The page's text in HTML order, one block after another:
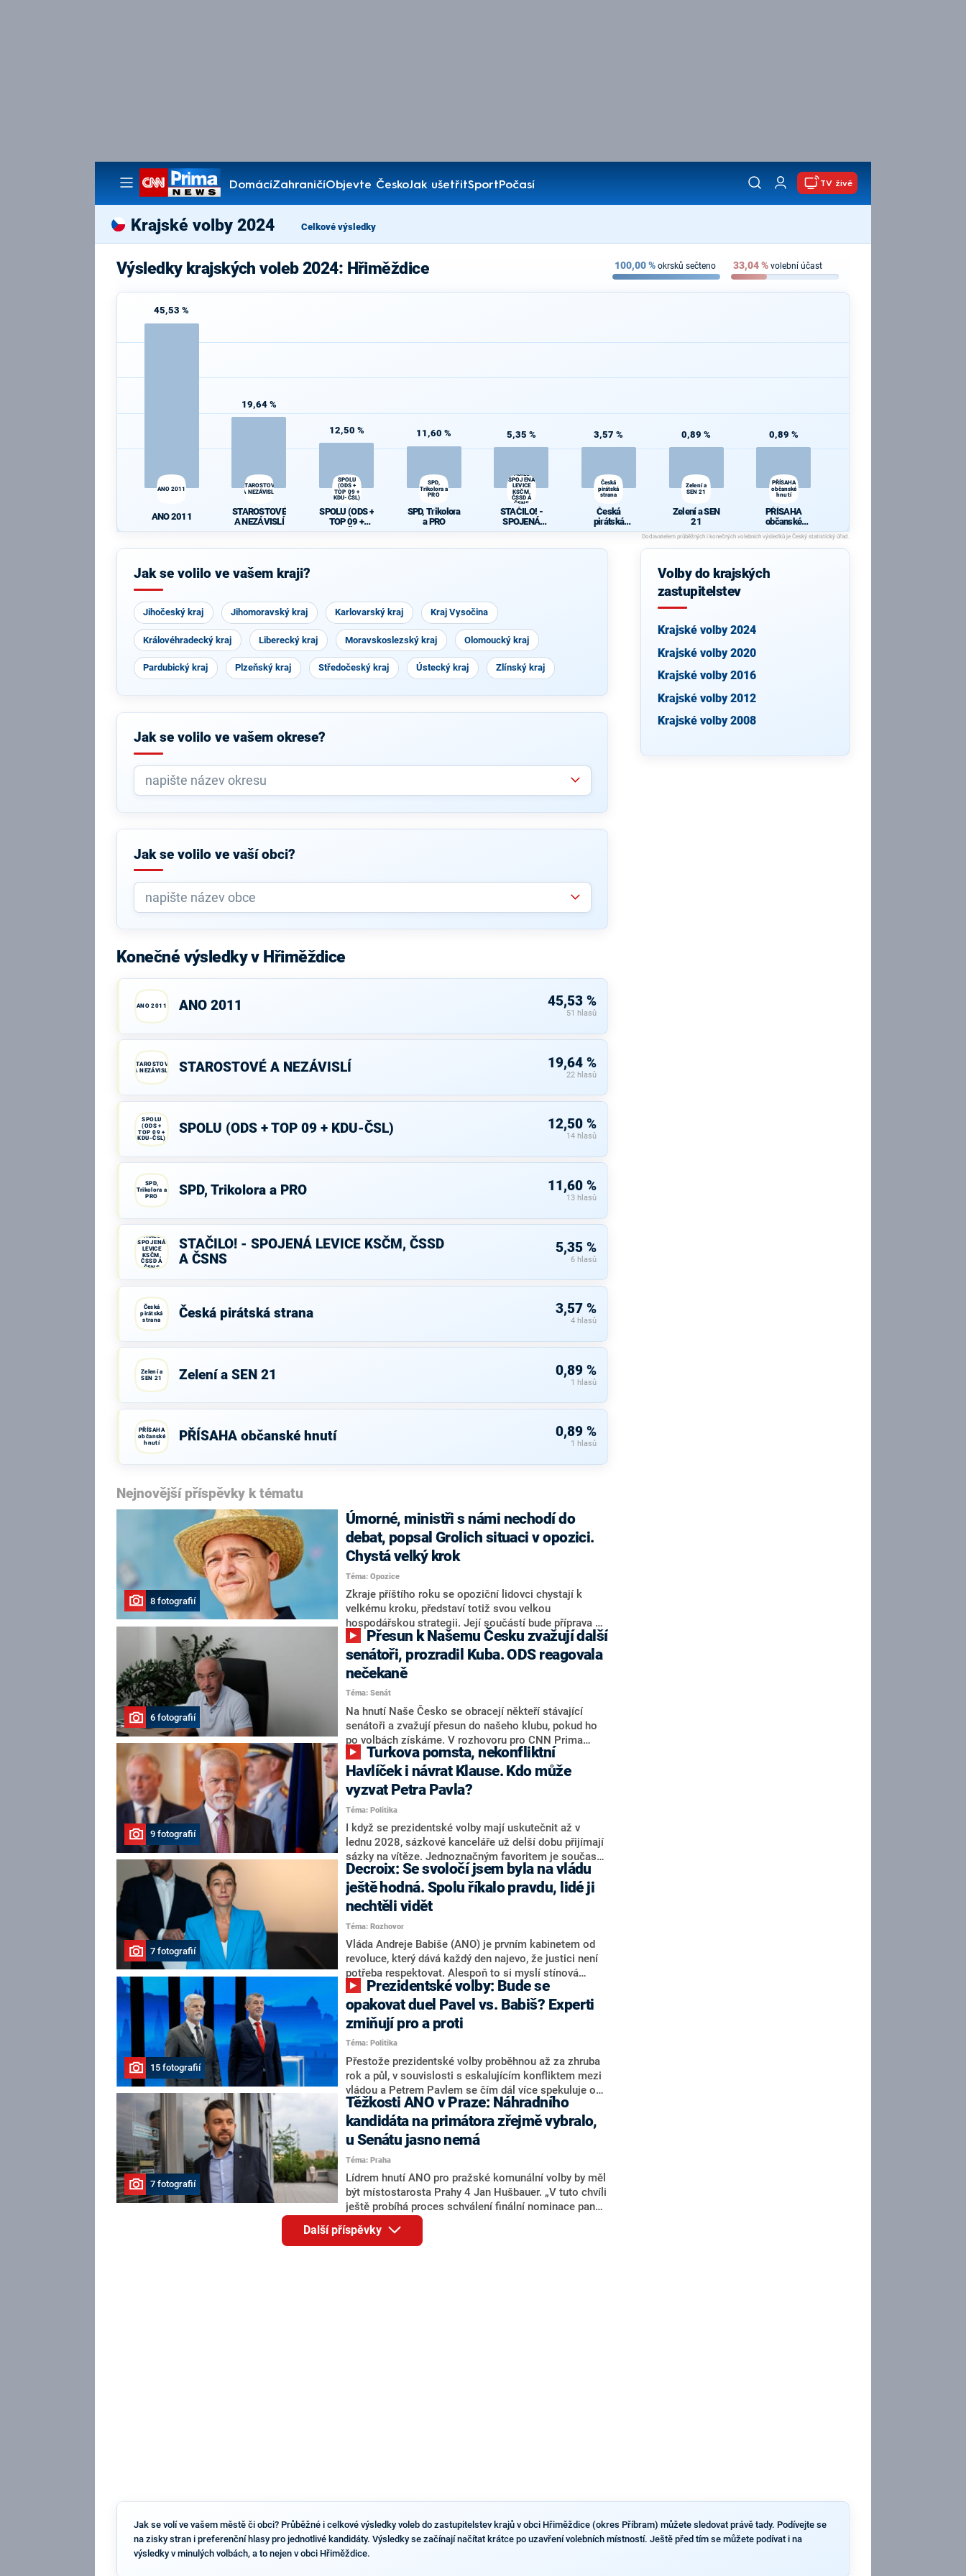
DomácíZahraničíObjevte ČeskoJak ušetřitSportPočasí
Pořady
TV živě
Krajské volby 2024 Celkové výsledky
Výsledky krajských voleb 2024: Hřiměždice 100,00% okrsků sečteno 33,04% volební účast
45,53 %
ANO 2011
ANO 2011
19,64 %
STAROSTOVÉ
A NEZÁVISLÍ
STAROSTOVÉ
A NEZÁVISLÍ
12,50 %
SPOLU
(ODS +
TOP 09 +
KDU-ČSL)
SPOLU (ODS +
TOP 09 +
11,60 %
SPD,
Trikolora a
PRO
SPD, Trikolora
a PRO
5,35 %
STAČILO! -
SPOJENÁ
LEVICE
KSČM,
ČSSD A
ČSNS
STAČILO! -
SPOJENÁ
LEVICE
A ČSNS
3,57 %
Česká
pirátská
strana
Česká
pirátská
strana
0,89 %
Zelení a
SEN 21
Zelení a SEN
21
0,89 %
PŘÍSAHA
občanské
hnutí
PŘÍSAHA
občanské
hnutí
Jak se volilo ve vašem kraji?
Jihočeský kraj Jihomoravský kraj Karlovarský kraj Kraj Vysočina
Královéhradecký kraj Liberecký kraj Moravskoslezský kraj Olomoucký kraj
Pardubický kraj Plzeňský kraj Středočeský kraj Ústecký kraj Zlínský kraj
Jak se volilo ve vašem okrese?
Jak se volilo ve vaší obci?
Konečné výsledky v Hřiměždice
ANO 2011 ANO 2011 45,53 %
51 hlasů
STAROSTOVÉ
A NEZÁVISLÍ
STAROSTOVÉ A NEZÁVISLÍ 19,64 %
22 hlasů
SPOLU
(ODS +
TOP 09 +
KDU-ČSL)
SPOLU (ODS + TOP 09 + KDU-ČSL) 12,50 %
14 hlasů
SPD,
Trikolora a
PRO
SPD, Trikolora a PRO 11,60 %
13 hlasů
STAČILO! -
SPOJENÁ
LEVICE
KSČM,
ČSSD A
ČSNS
STAČILO! - SPOJENÁ LEVICE KSČM, ČSSD
A ČSNS
5,35 %
6 hlasů
Česká
pirátská
strana
Česká pirátská strana 3,57 %
4 hlasů
Zelení a
SEN 21
Zelení a SEN 21 0,89 %
1 hlasů
PŘÍSAHA
občanské
hnutí
PŘÍSAHA občanské hnutí 0,89 %
1 hlasů
Nejnovější příspěvky k tématu
8 fotografií
Úmorné, ministři s námi nechodí do
debat, popsal Grolich situaci v opozici.
Chystá velký krok
Téma: Opozice
Zkraje příštího roku se opoziční lidovci chystají k
velkému kroku, představí totiž svou velkou
hospodářskou strategii. Její součástí bude příprava na
stárnutí populace, řekl ve středu na setkání s novináři
nový předseda lidovců Jan Grolich. Ten zároveň v
senátních volbách kandiduje ve Vyškově. Popsal i
aktivitu opozice, o níž vládní strany nebo političtí
komentátoři mluví jako o slabé a v defenzivě. „Je to
úmorná práce upozorňovat na chyby vlády. Ministři s
námi navíc nechodí do debat. Chceme ale ukazovat
svoje témata,“ odpověděl Grolich na dotaz CNN Prima
NEWS.
6 fotografií
senátoři, prozradil Kuba. ODS reagovala
nečekaně
Téma: Senát
Na hnutí Naše Česko se obracejí někteří stávající
senátoři a zvažují přesun do našeho klubu, pokud ho
po volbách získáme. V rozhovoru pro CNN Prima
NEWS to řekl zakladatel hnutí a jihočeský hejtman
Martin Kuba. Konkrétní nebyl, ale získat by takto mohl
například senátora Zdeňka Hrabu, který je dnes
součástí klubu ODS a TOP 09. Hraba to na dotaz
redakce nevyloučil. Předseda klubu senátorů ODS
Zdeněk Nytra redakci řekl, že počítá s odchodem
některých senátorů z klubu a že Naše Česko není
nepřítel, ale soupeř.
9 fotografií
Havlíček i návrat Klause. Kdo může
vyzvat Petra Pavla?
Téma: Politika
I když se prezidentské volby mají uskutečnit až v
lednu 2028, sázkové kanceláře už delší dobu přijímají
sázky na vítěze. Jednoznačným favoritem je současná
hlava státu Petr Pavel. Daleko za ním pak bookmakeři
zmiňují dva výrazné politiky ANO, tedy premiéra
Andreje Babiše a ministra průmyslu Karla Havlíčka.
Oblíbeným tipem samotných sázkařů je poslanec za
Motoristy Filip Turek. Politolog Jan Kubáček nicméně
o případné kandidatuře kohokoliv ze zmíněné trojice
značně pochybuje. Podle něj současná koalice dosud
nemá osobu, která by Pavlovi mohla konkurovat.
7 fotografií
Decroix: Se svoločí jsem byla na vládu
ještě hodná. Spolu říkalo pravdu, lidé ji
nechtěli vidět
Téma: Rozhovor
Vláda Andreje Babiše (ANO) je prvním kabinetem od
revoluce, který dává každý den najevo, že justici není
potřeba respektovat. Alespoň to si myslí stínová
ministryně spravedlnosti ODS Eva Decroix. V
rozhovoru pro CNN Prima NEWS si nebrala servítky
ohledně politického výkonu svého nástupce Jeronýma
Tejce (za ANO) či vládní zmocněnkyně pro lidská
práva Taťány Malé (ANO). Označením „svoloč“ na
adresu vlády prý byla ještě hodná. Decroix se také
vrátila k volební porážce koalice Spolu či promluvila o
hnutí Naše Česko Martina Kuby.
15 fotografií
opakovat duel Pavel vs. Babiš? Experti
zmiňují pro a proti
Téma: Politika
Přestože prezidentské volby proběhnou až za zhruba
rok a půl, v souvislosti s eskalujícím konfliktem mezi
vládou a Petrem Pavlem se čím dál více spekuluje o
tom, koho by do bitvy o Hrad mohla vyslat současná
koalice. Někteří političtí komentátoři znovu vytahují
jméno premiéra Andreje Babiše (ANO). Jak moc je
pravděpodobné, že se v prezidentských volbách 2028
bude znovu opakovat souboj z roku 2023?
7 fotografií
Těžkosti ANO v Praze: Náhradního
kandidáta na primátora zřejmě vybralo,
u Senátu jasno nemá
Téma: Praha
Lídrem hnutí ANO pro pražské komunální volby by měl
být místostarosta Prahy 4 Jan Hušbauer. „V tuto chvíli
ještě probíhá proces schválení finální nominace pana
Jana Hušbauera Výborem hnutí ANO,“ uvedl pro
redakci místopředseda pražského ANO Martin
Benkovič. O Hušbauerovi se spekulovalo jako o
Další příspěvky
Volby do krajských
zastupitelstev
Krajské volby 2024
Krajské volby 2020
Krajské volby 2016
Krajské volby 2012
Krajské volby 2008
Jak se volí ve vašem městě či obci? Průběžné i celkové výsledky voleb do zastupitelstev krajů v obci Hřiměždice (okres Příbram) můžete sledovat právě tady. Podívejte se
na zisky stran i preferenční hlasy pro jednotlivé kandidáty. Výsledky se začínají načítat krátce po uzavření volebních místností. Ještě před tím se můžete podívat i na
výsledky v minulých volbách, a to nejen v obci Hřiměždice.